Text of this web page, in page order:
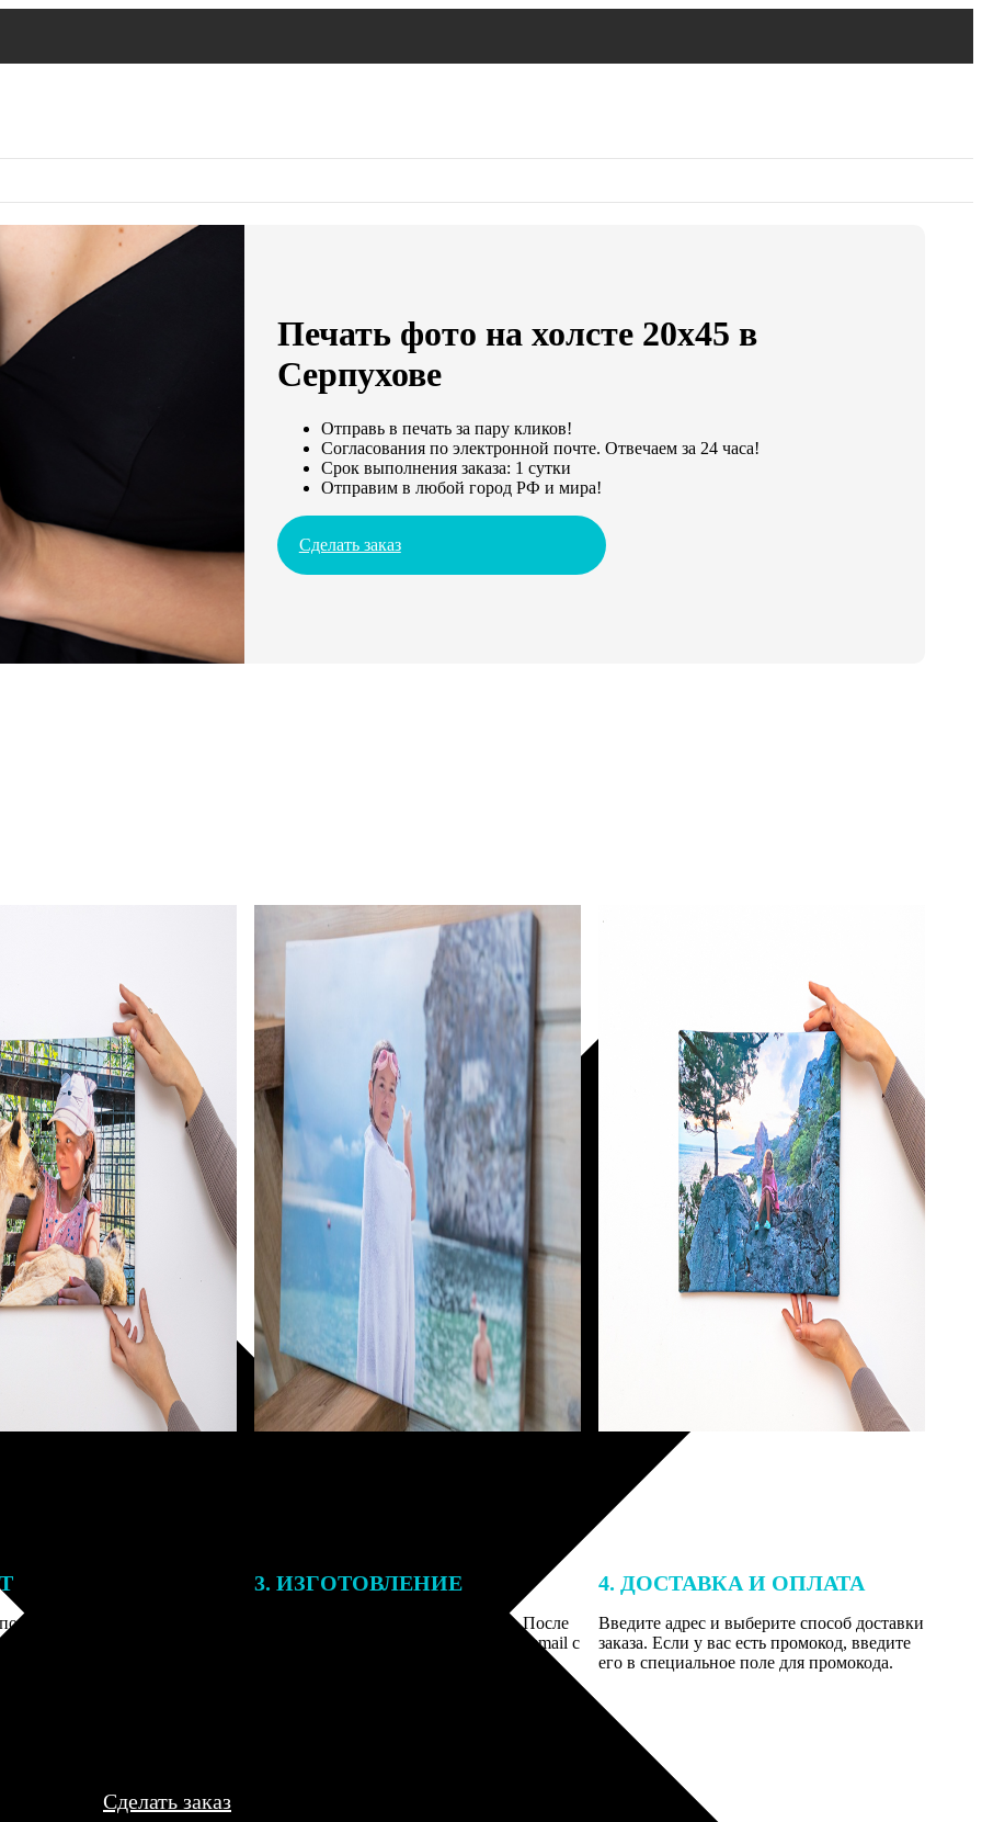
Печать фото на холсте 20х45 в
Серпухове
Отправь в печать за пару кликов!
Согласования по электронной почте. Отвечаем за 24 часа!
Срок выполнения заказа: 1 сутки
Отправим в любой город РФ и мира!
Сделать заказ
заказа к печати
могут связаться с Вами
телефону или email для
деталей.
3. ИЗГОТОВЛЕНИЕ
Оплатите заказ банковской картой. После
оплаты получите подтверждение на email с
описанием заказа. Когда отправим заказ
4. ДОСТАВКА И ОПЛАТА
Введите адрес и выберите способ доставки
заказа. Если у вас есть промокод, введите
его в специальное поле для промокода.
Сделать заказ